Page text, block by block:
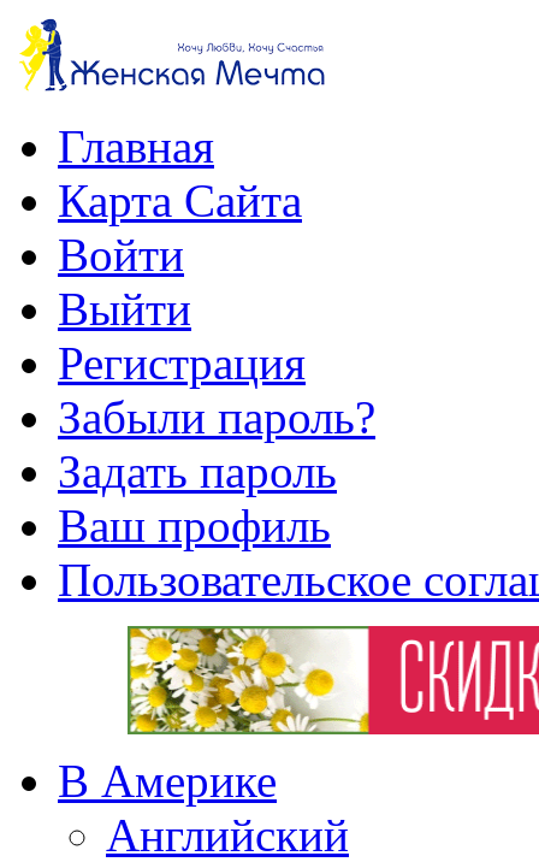
Главная
Карта Сайта
Войти
Выйти
Регистрация
Забыли пароль?
Задать пароль
Ваш профиль
Пользовательское
В Америке
Английский